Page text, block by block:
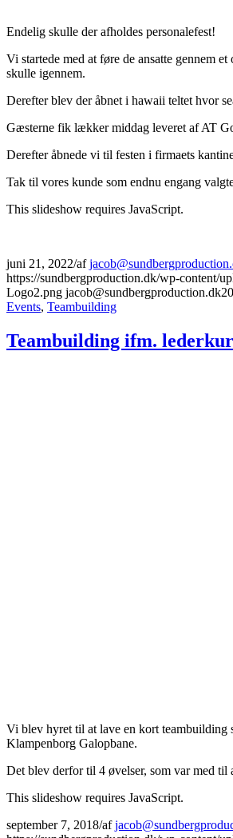
Endelig skulle der afholdes personalefest!
Vi startede med at føre de ansatte gennem
skulle igennem.
Derefter blev der åbnet i hawaii teltet hvor
Gæsterne fik lækker middag leveret af AT
Derefter åbnede vi til festen i firmaets
Tak til vores kunde som endnu engang
This slideshow requires JavaScript.
juni 21, 2022/af
https://sundbergproduction.dk/wp-content/
Logo2.png jacob@sundbergproduction.dk
Events, Teambuilding
Teambuilding ifm.
Vi blev hyret til at lave en kort teambuilding
Klampenborg Galopbane.
Det blev derfor til 4 øvelser, som var med til
This slideshow requires JavaScript.
september 7, 2018/af